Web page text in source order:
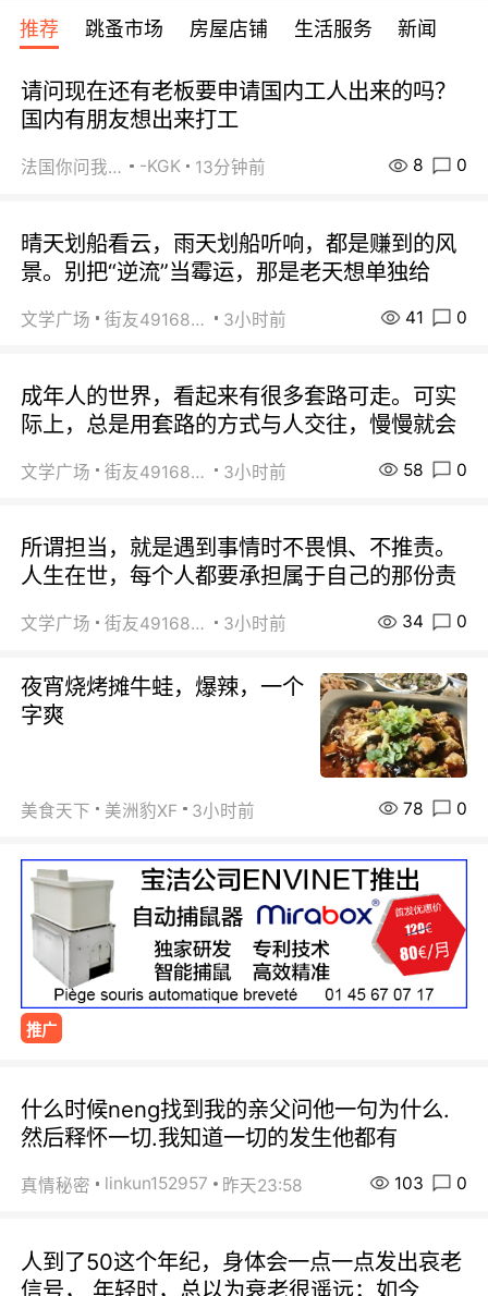
天！巴黎上下！
包拼房~
宾馆 108欧/天起
欧/天起 ~包拼房
推荐 跳蚤市场 房屋店铺 生活服务 新闻
请问现在还有老板要申请国内工人出来的吗？
国内有朋友想出来打工
法国你问我答 -KGK 13分钟前 8 0
晴天划船看云，雨天划船听响，都是赚到的风
景。别把“逆流”当霉运，那是老天想单独给
文学广场 街友49168527 3小时前 41 0
成年人的世界，看起来有很多套路可走。可实
际上，总是用套路的方式与人交往，慢慢就会
文学广场 街友49168527 3小时前 58 0
所谓担当，就是遇到事情时不畏惧、不推责。
人生在世，每个人都要承担属于自己的那份责
文学广场 街友49168527 3小时前 34 0
夜宵烧烤摊牛蛙，爆辣，一个
字爽
美食天下 美洲豹XF 3小时前 78 0
推广
什么时候neng找到我的亲父问他一句为什么.
然后释怀一切.我知道一切的发生他都有
真情秘密 linkun152957 昨天23:58 103 0
人到了50这个年纪，身体会一点一点发出哀老
信号， 年轻时，总以为衰老很遥远；如今